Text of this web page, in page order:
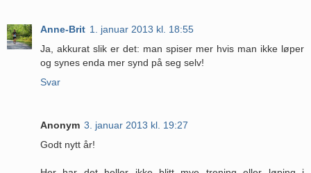
Anne-Brit 1. januar 2013 kl. 18:55
Ja, akkurat slik er det: man spiser mer hvis man ikke løper
og synes enda mer synd på seg selv!
Svar
Anonym 3. januar 2013 kl. 19:27
Godt nytt år!